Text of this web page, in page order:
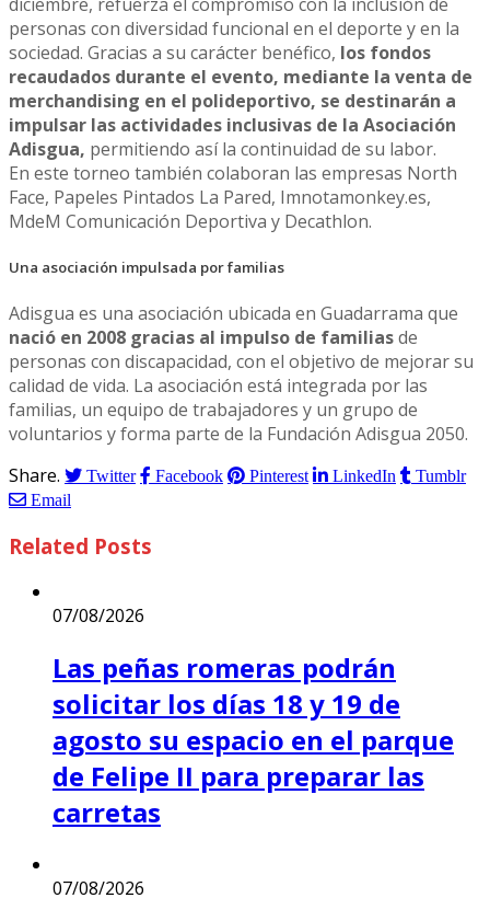
personas con diversidad funcional en el deporte y en la
sociedad. Gracias a su carácter benéfico, los fondos
recaudados durante el evento, mediante la venta de
merchandising en el polideportivo, se destinarán a
impulsar las actividades inclusivas de la Asociación
Adisgua, permitiendo así la continuidad de su labor.
En este torneo también colaboran las empresas North
Face, Papeles Pintados La Pared, Imnotamonkey.es,
MdeM Comunicación Deportiva y Decathlon.
Una asociación impulsada por familias
Adisgua es una asociación ubicada en Guadarrama que
nació en 2008 gracias al impulso de familiasde
personas con discapacidad, con el objetivo de mejorar su
calidad de vida. La asociación está integrada por las
familias, un equipo de trabajadores y un grupo de
voluntarios y forma parte de la Fundación Adisgua 2050.
Share.
Twitter Facebook Pinterest LinkedIn
Tumblr
Email
Related Posts
07/08/2026
Las peñas romeras podrán
solicitar los días 18 y 19 de
agosto su espacio en el parque
de Felipe II para preparar las
carretas
07/08/2026